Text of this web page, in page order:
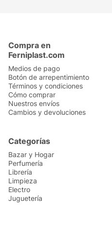
Compra en
Ferniplast.com
Medios de pago
Botón de arrepentimiento
Términos y condiciones
Cómo comprar
Nuestros envíos
Cambios y devoluciones
Categorías
Bazar y Hogar
Perfumería
Librería
Limpieza
Electro
Juguetería